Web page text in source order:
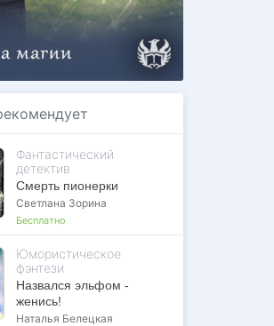
Фантастический
детектив
Смерть пионерки
Светлана Зорина
Бесплатно
Юмористическое
фэнтези
Назвался эльфом -
женись!
Наталья Белецкая